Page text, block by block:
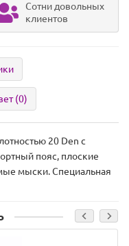
Сотни довольных
клиентов
(0)
20 Den с
пояс, плоские
мыски. Специальная